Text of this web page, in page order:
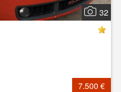
32
7.500 €